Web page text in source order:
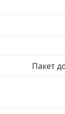
Пакет